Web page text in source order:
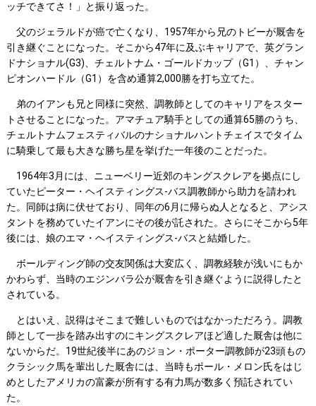
ッチできてさ！」と振り返った。
父のジェラルドが癌で亡くなり、1957年から兄のトビーが厩舎を
引き継ぐことになった。そこから47年に及ぶキャリアで、英グラン
ドナショナル(G3)、チェルトナム・ゴールドカップ（G1）、チャン
ピオンハードル（G1）を含め通算2,000勝を打ち立てた。
弟のイアンも兄と同様に突然、調教師としてのキャリアをスター
トさせることになった。アマチュア騎手としての通算65勝のうち、
チェルトナムフェスティバルのナショナルハントチェイスでタイム
に騎乗して最も大きな勝ち星を挙げた一年後のことだった。
1964年3月には、ニューベリー近郊のキングスクレアを拠点にし
ていたピーター・ヘイスティングス-バス調教師から助力を請われ
た。同師は病に伏せており、同年の6月に帰らぬ人となると、アシス
タントを務めていたイアンにその後が託された。さらにそこから5年
後には、娘のエマ・ヘイスティングス-バスと結婚した。
ボールディング師の交友関係は大変広く、調教経験が浅いにもか
かわらず、当時のエジンバラ公が厩舎を引き継ぐように説得したと
されている。
とはいえ、説得はそこまで難しいものではなかっただろう。調教
師として一歩を踏み出すのにキングスクレアほど適した厩舎は他に
ないからだ。19世紀後半にあのジョン・ポーター調教師が23頭もの
クラシック馬を輩出した厩舎には、当時もポール・メロン氏をはじ
めとしたアメリカの富豪が所有する有力馬が数多く預託されてい
た。